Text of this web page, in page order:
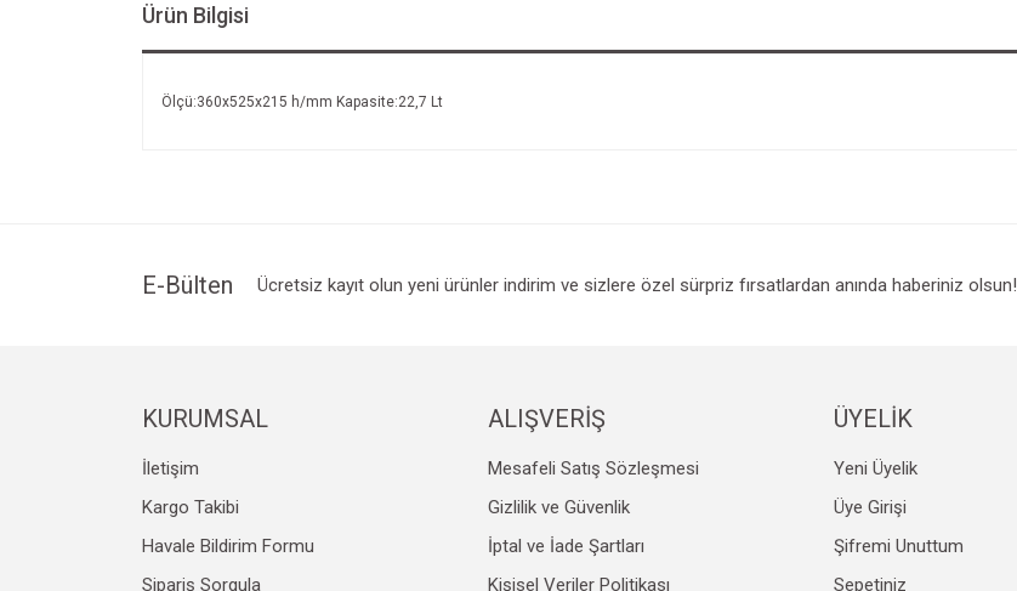
Ürün Bilgisi
Ölçü:360x525x215 h/mm Kapasite:22,7 Lt
E-Bülten Ücretsiz kayıt olun yeni ürünler indirim ve sizlere özel sürpriz fırsatlardan anında haberiniz olsun!
KURUMSAL
İletişim
Kargo Takibi
Havale Bildirim Formu
Sipariş Sorgula
ALIŞVERİŞ
Mesafeli Satış Sözleşmesi
Gizlilik ve Güvenlik
İptal ve İade Şartları
Kişisel Veriler Politikası
ÜYELİK
Yeni Üyelik
Üye Girişi
Şifremi Unuttum
Sepetiniz